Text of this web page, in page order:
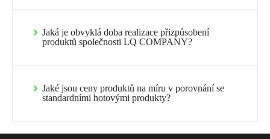
Jaká je obvyklá doba realizace přizpůsobení
produktů společnosti LQ COMPANY?
Jaké jsou ceny produktů na míru v porovnání se
standardními hotovými produkty?